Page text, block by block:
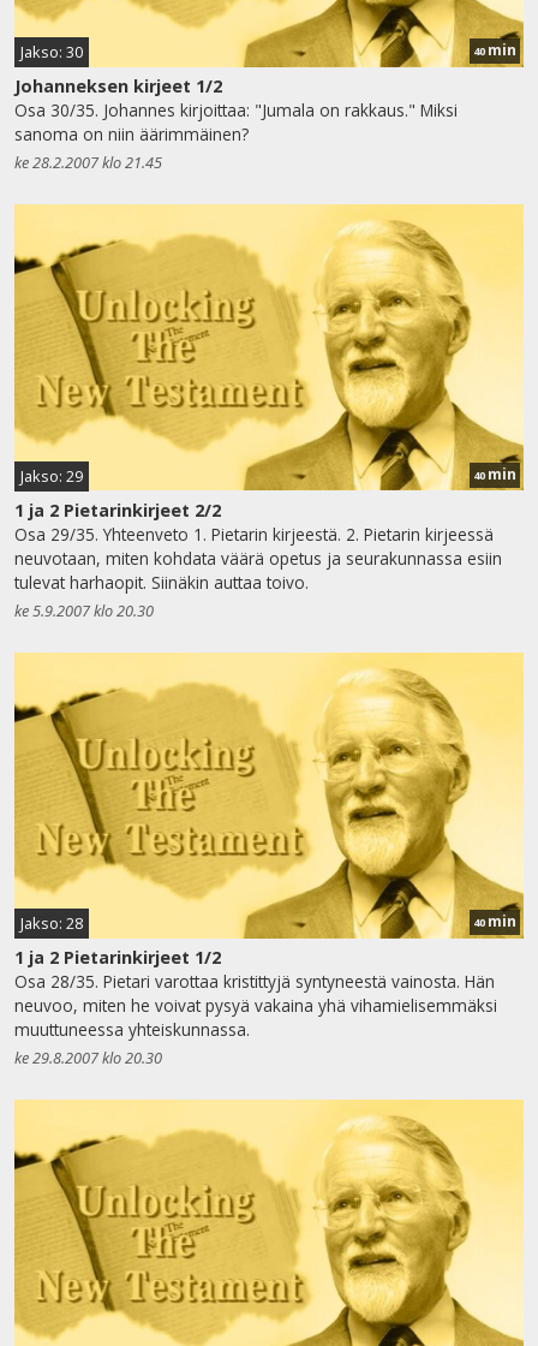
Jakso: 30 40 min
Johanneksen kirjeet 1/2
Osa 30/35. Johannes kirjoittaa: "Jumala on rakkaus." Miksi
sanoma on niin äärimmäinen?
ke 28.2.2007 klo 21.45
Jakso: 29 40 min
1 ja 2 Pietarinkirjeet 2/2
Osa 29/35. Yhteenveto 1. Pietarin kirjeestä. 2. Pietarin kirjeessä
neuvotaan, miten kohdata väärä opetus ja seurakunnassa esiin
tulevat harhaopit. Siinäkin auttaa toivo.
ke 5.9.2007 klo 20.30
Jakso: 28 40 min
1 ja 2 Pietarinkirjeet 1/2
Osa 28/35. Pietari varottaa kristittyjä syntyneestä vainosta. Hän
neuvoo, miten he voivat pysyä vakaina yhä vihamielisemmäksi
muuttuneessa yhteiskunnassa.
ke 29.8.2007 klo 20.30